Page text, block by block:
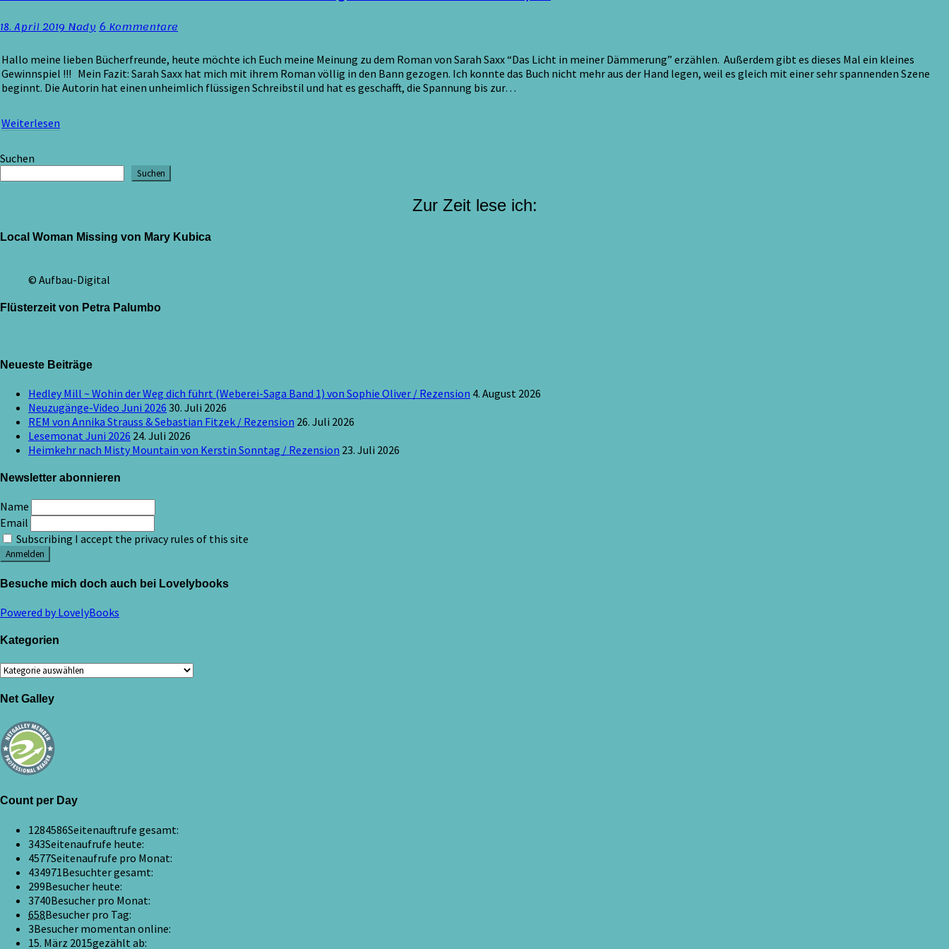
Saxx
Das
in
meiner
Dämmerung
Rezension
&
18. April 2019NadyKommentare
6 Kommentare
Hallo meine lieben Bücherfreunde, heute möchte ich Euch meine Meinung zu dem Roman von Sarah Saxx “Das Licht in meiner Dämmerung” erzählen. Außerdem gibt es dieses Mal ein kleines
Gewinnspiel !!! Mein Fazit: Sarah Saxx hat mich mit ihrem Roman völlig in den Bann gezogen. Ich konnte das Buch nicht mehr aus der Hand legen, weil es gleich mit einer sehr spannenden Szene
beginnt. Die Autorin hat einen unheimlich flüssigen Schreibstil und hat es geschafft, die Spannung bis zur…
Weiterlesen
Suchen
Suchen
Zur Zeit lese ich:
Local Woman Missing von Mary Kubica
© Aufbau-Digital
Flüsterzeit von Petra Palumbo
Neueste Beiträge
Hedley Mill ~ Wohin der Weg dich führt (Weberei-Saga Band 1) von Sophie Oliver / Rezension 4. August 2026
Neuzugänge-Video Juni 2026 30. Juli 2026
REM von Annika Strauss & Sebastian Fitzek / Rezension 26. Juli 2026
Lesemonat Juni 2026 24. Juli 2026
Heimkehr nach Misty Mountain von Kerstin Sonntag / Rezension 23. Juli 2026
Newsletter abonnieren
Name
Email
Subscribing I accept the privacy rules of this site
Besuche mich doch auch bei Lovelybooks
Powered by LovelyBooks
Kategorien
Kategorien
Net Galley
Count per Day
1284586Seitenauftrufe gesamt:
343Seitenaufrufe heute:
4577Seitenaufrufe pro Monat:
434971Besuchter gesamt:
299Besucher heute:
3740Besucher pro Monat:
658Besucher pro Tag:
3Besucher momentan online:
15. März 2015gezählt ab: